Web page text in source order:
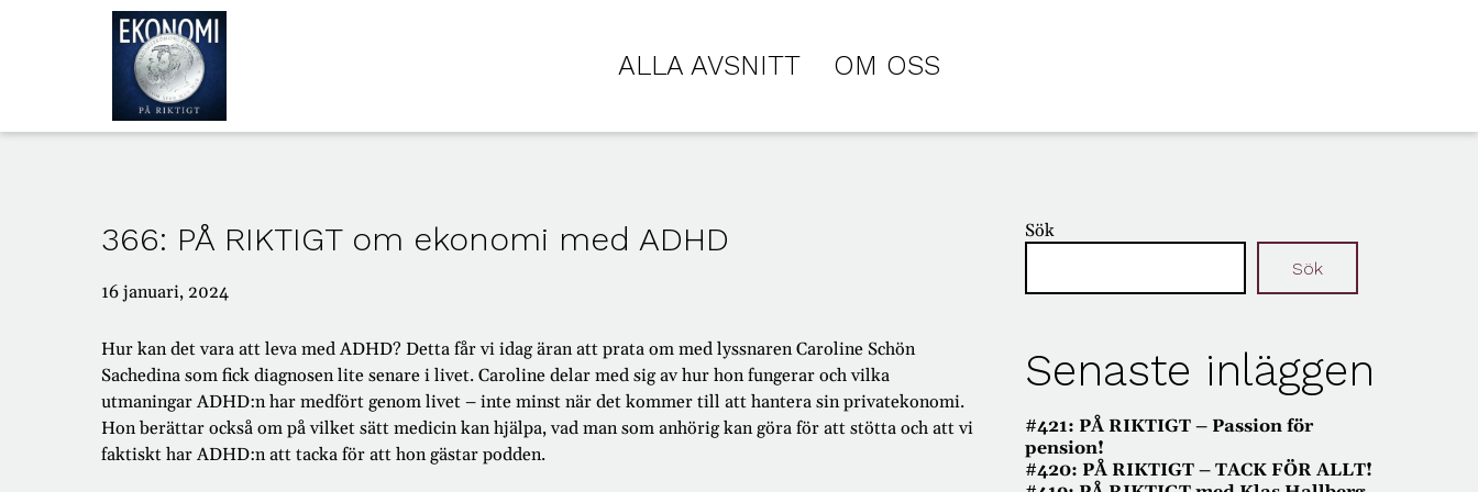
ALLA AVSNITT OM OSS
366: PÅ RIKTIGT om ekonomi med ADHD
16 januari, 2024
Hur kan det vara att leva med ADHD? Detta får vi idag äran att prata om med lyssnaren Caroline Schön
Sachedina som fick diagnosen lite senare i livet. Caroline delar med sig av hur hon fungerar och vilka
utmaningar ADHD:n har medfört genom livet – inte minst när det kommer till att hantera sin privatekonomi.
Hon berättar också om på vilket sätt medicin kan hjälpa, vad man som anhörig kan göra för att stötta och att vi
faktiskt har ADHD:n att tacka för att hon gästar podden.
Sök
Sök
Senaste inläggen
#421: PÅ RIKTIGT – Passion för
pension!
#420: PÅ RIKTIGT – TACK FÖR ALLT!